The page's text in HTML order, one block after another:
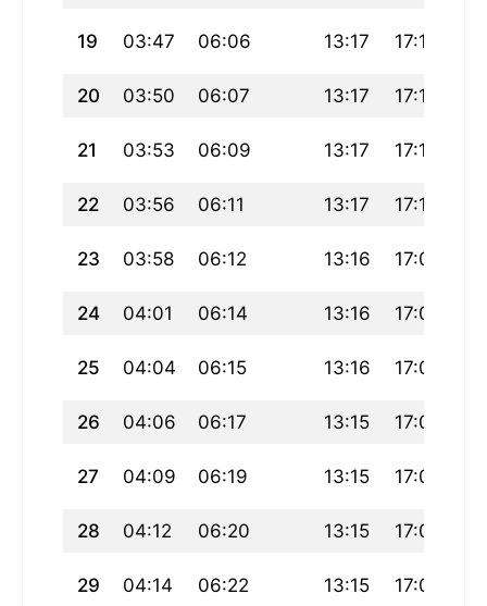
19 03:47 06:06 13:17 17:13
20 03:50 06:07 13:17 17:12
21 03:53 06:09 13:17 17:11
22 03:56 06:11 13:17 17:10
23 03:58 06:12 13:16 17:08
24 04:01 06:14 13:16 17:07
25 04:04 06:15 13:16 17:06
26 04:06 06:17 13:15 17:05
27 04:09 06:19 13:15 17:03
28 04:12 06:20 13:15 17:02
29 04:14 06:22 13:15 17:01